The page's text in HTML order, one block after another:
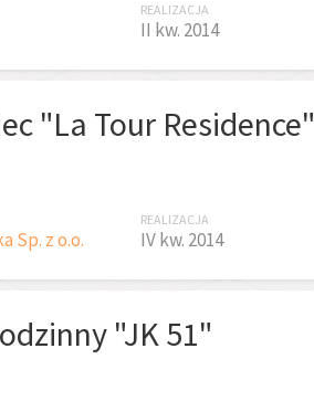
REALIZACJA
II kw. 2014
"La Tour Residence"
Sp. z o.o.
REALIZACJA
IV kw. 2014
"JK 51"